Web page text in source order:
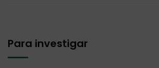
Para investigar